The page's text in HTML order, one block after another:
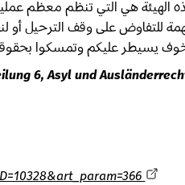
هي التي تنظم معظم
للتفاوض على وقف الترحيل أو
يسيطر عليكم وتمسكوا
6, Asyl und